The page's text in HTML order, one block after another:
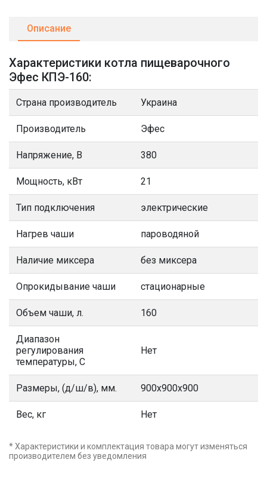
Описание
Характеристики котла пищеварочного
Эфес КПЭ-160:
Страна производитель Украина
Производитель Эфес
Напряжение, В 380
Мощность, кВт 21
Тип подключения электрические
Нагрев чаши пароводяной
Наличие миксера без миксера
Опрокидывание чаши стационарные
Объем чаши, л. 160
Диапазон
регулирования
температуры, С
Нет
Размеры, (д/ш/в), мм. 900х900х900
Вес, кг Нет
* Характеристики и комплектация товара могут изменяться
производителем без уведомления